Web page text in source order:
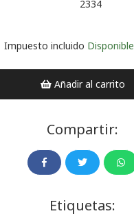
2334
Impuesto incluido Disponible
Añadir al carrito
Compartir:
Etiquetas: